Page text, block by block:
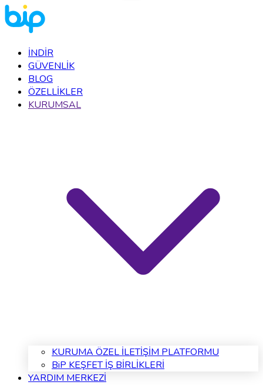
İNDİR
GÜVENLİK
BLOG
ÖZELLİKLER
KURUMSAL
KURUMA ÖZEL İLETİŞİM PLATFORMU
BiP KEŞFET İŞ BİRLİKLERİ
YARDIM MERKEZİ